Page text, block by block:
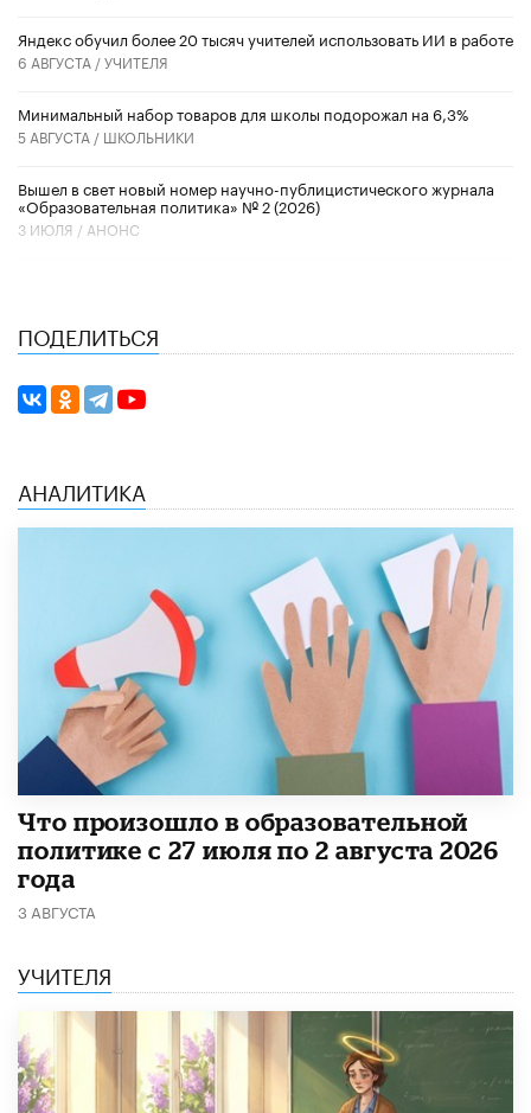
​Яндекс обучил более 20 тысяч учителей использовать ИИ в работе
6 АВГУСТА /УЧИТЕЛЯ
Минимальный набор товаров для школы подорожал на 6,3%
5 АВГУСТА / ШКОЛЬНИКИ
Вышел в свет новый номер научно-публицистического журнала
«Образовательная политика» № 2 (2026)
3 ИЮЛЯ / АНОНС
ПОДЕЛИТЬСЯ
АНАЛИТИКА
​Что произошло в образовательной
политике с 27 июля по 2 августа 2026
года
3 АВГУСТА
УЧИТЕЛЯ